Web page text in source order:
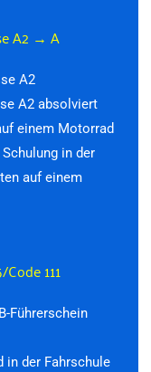
A2 → A
A2
A2 absolviert
einem Motorrad
in der
auf einem
111
Führerschein
in der Fahrschule